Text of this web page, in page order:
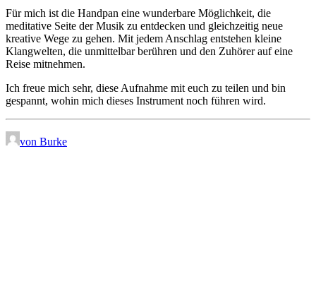
Für mich ist die Handpan eine wunderbare Möglichkeit, die
meditative Seite der Musik zu entdecken und gleichzeitig neue
kreative Wege zu gehen. Mit jedem Anschlag entstehen kleine
Klangwelten, die unmittelbar berühren und den Zuhörer auf eine
Reise mitnehmen.
Ich freue mich sehr, diese Aufnahme mit euch zu teilen und bin
gespannt, wohin mich dieses Instrument noch führen wird.
von Burke